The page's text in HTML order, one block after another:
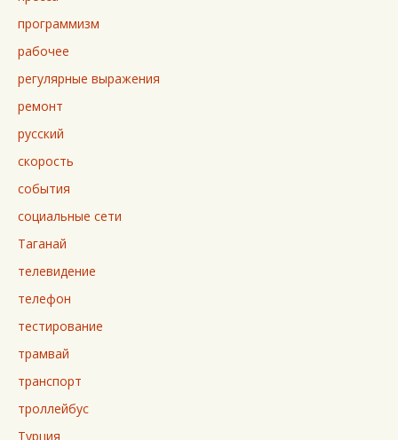
программизм
рабочее
регулярные выражения
ремонт
русский
скорость
события
социальные сети
Таганай
телевидение
телефон
тестирование
трамвай
транспорт
троллейбус
Турция